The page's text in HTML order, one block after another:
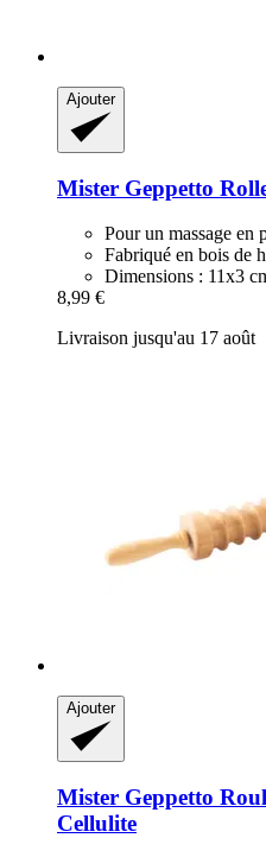
Ajouter
Mister Geppetto
Pour un massage en
Fabriqué en bois de
Dimensions : 11x3
8,99 €
Livraison jusqu'au 17 août
Ajouter
Mister Geppetto
Cellulite